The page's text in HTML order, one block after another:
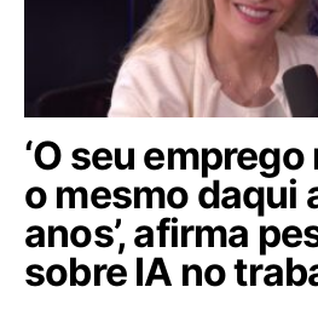
‘O seu
o mesmo daqui
anos’, afirma
sobre IA no